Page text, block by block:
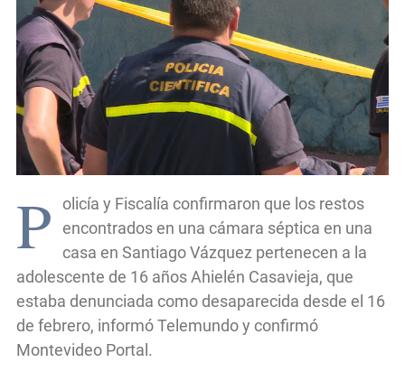
P
olicía y Fiscalía confirmaron que los restos
encontrados en una cámara séptica en una
casa en Santiago Vázquez pertenecen a la
adolescente de 16 años Ahielén Casavieja, que
estaba denunciada como desaparecida desde el 16
de febrero, informó Telemundo y confirmó
Montevideo Portal.